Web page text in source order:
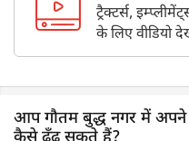
ट्रैक्टर्स,
के लिए वीडियो
आप गौतम बुद्ध नगर में अपने